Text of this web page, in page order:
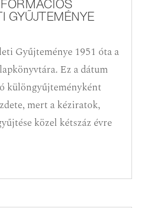
GYŰJTEMÉNYE
Gyűjteménye 1951 óta a
Ez a dátum
különgyűjteményként
mert a kéziratok,
közel kétszáz évre